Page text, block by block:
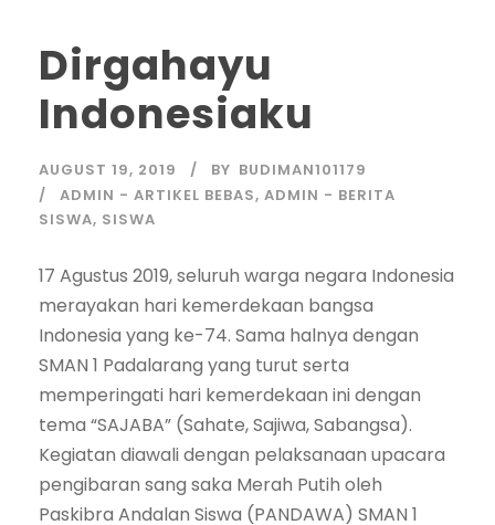
Dirgahayu
Indonesiaku
AUGUST 19, 2019 BY BUDIMAN101179
ADMIN - ARTIKEL BEBAS, ADMIN - BERITA
SISWA, SISWA
17 Agustus 2019, seluruh warga negara Indonesia
merayakan hari kemerdekaan bangsa
Indonesia yang ke-74. Sama halnya dengan
SMAN 1 Padalarang yang turut serta
memperingati hari kemerdekaan ini dengan
tema “SAJABA” (Sahate, Sajiwa, Sabangsa).
Kegiatan diawali dengan pelaksanaan upacara
pengibaran sang saka Merah Putih oleh
Paskibra Andalan Siswa (PANDAWA) SMAN 1